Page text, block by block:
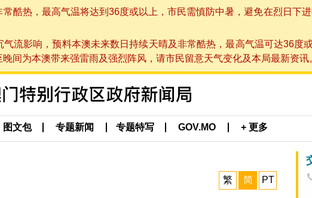
酷热，最高气温将达到36度或以上，市民需慎防中暑，避免在烈日下
流影响，预料本澳未来数日持续天晴及非常酷热，最高气温可达36度
间为本澳带来强雷雨及强烈阵风，请市民留意天气变化及本局最新资
图文包 专题新闻 专题特写 GOV.MO + 更多
繁 简 PT